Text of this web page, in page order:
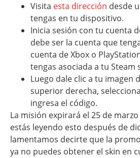
Visita esta dirección desde
tengas en tu dispositivo.
Inicia sesión con tu cuenta
debe ser la cuenta que
cuenta de Xbox o
tengas asociada a tu Steam
Luego dale clic a tu imagen
superior derecha,
ingresa el código.
La misión expirará el 25 de
estás leyendo esto después de
lamentamos decirte que la
ya no puedes obtener el skin en